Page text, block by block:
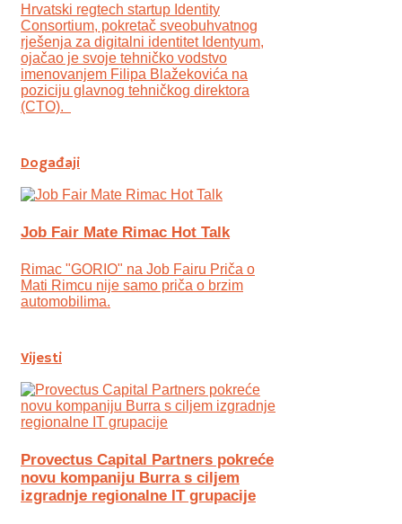
Hrvatski regtech startup Identity
Consortium, pokretač sveobuhvatnog
rješenja za digitalni identitet Identyum,
ojаčao je svoje tehničko vodstvo
imenovanjem Filipa Blažekovića na
poziciju glavnog tehničkog direktora
(CTO).
Događaji
Job Fair Mate Rimac Hot Talk
Rimac "GORIO" na Job Fairu Priča o
Mati Rimcu nije samo priča o brzim
automobilima.
Vijesti
Provectus Capital Partners pokreće
novu kompaniju Burra s ciljem
izgradnje regionalne IT grupacije